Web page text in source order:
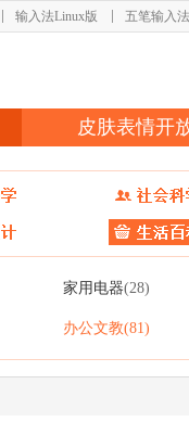
输入法Linux版 五笔输入法
皮肤表情开
家用电器(28)
办公文教(81)